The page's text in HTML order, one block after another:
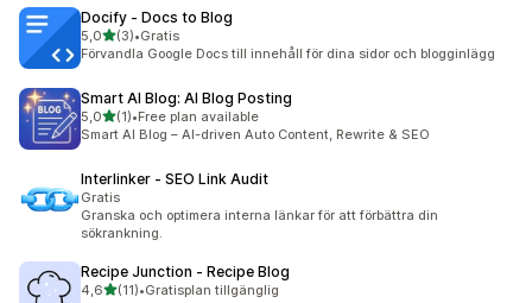
Docify ‑ Docs to Blog
5,0av 5 stjärnor
(3)
3 recensioner totalt
•Gratis
Förvandla Google Docs till innehåll för dina sidor och blogginlägg
Smart AI Blog: AI Blog Posting
5,0av 5 stjärnor
(1)
1 recensioner totalt
•Free plan available
Smart AI Blog – AI-driven Auto Content, Rewrite & SEO
Interlinker ‑ SEO Link Audit
Gratis
Granska och optimera interna länkar för att förbättra din
sökrankning.
Recipe Junction ‑ Recipe Blog
4,6av 5 stjärnor
(11)
11 recensioner totalt
•Gratisplan tillgänglig